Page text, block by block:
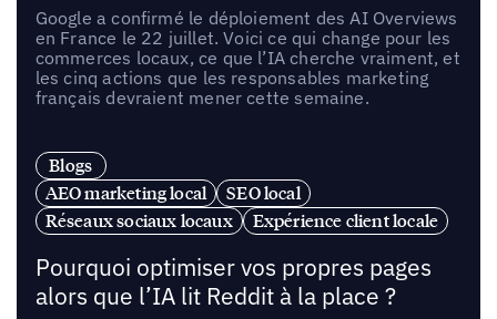
Google a confirmé le déploiement des AI Overviews
en France le 22 juillet. Voici ce qui change pour les
commerces locaux, ce que l’IA cherche vraiment, et
les cinq actions que les responsables marketing
français devraient mener cette semaine.
Blogs
AEO marketing local
SEO local
Réseaux sociaux locaux
Expérience client locale
Pourquoi optimiser vos propres pages
alors que l’IA lit Reddit à la place ?